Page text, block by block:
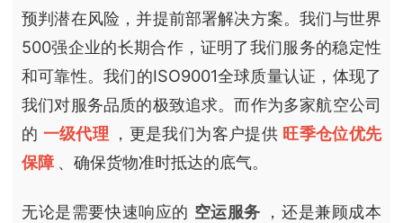
预判潜在风险，并提前部署解决方案。我们与世界
500强企业的长期合作，证明了我们服务的稳定性
和可靠性。我们的ISO9001全球质量认证，体现了
我们对服务品质的极致追求。而作为多家航空公司
的 一级代理 ，更是我们为客户提供 旺季仓位优先
保障 、确保货物准时抵达的底气。
无论是需要快速响应的 空运服务 ，还是兼顾成本